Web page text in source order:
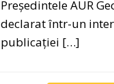
Președintele AUR
declarat într-un
publicației […]